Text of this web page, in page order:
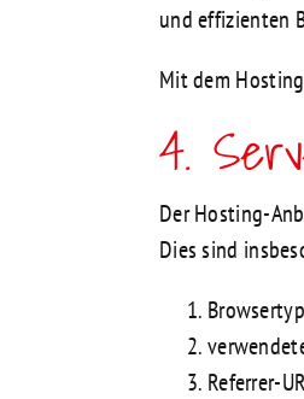
und effizienten
Mit dem
4.
Der Hosting-
Dies sind
Referrer-